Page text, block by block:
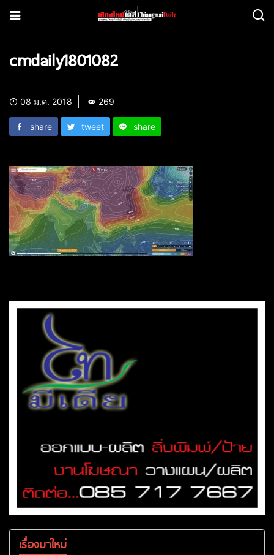
cmdaily1801082
08 ม.ค. 2018 269
share tweet share
เรื่องมาใหม่